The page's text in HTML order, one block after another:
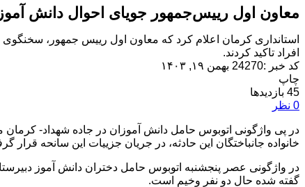
معاون اول رییس‌جمهور جویای احوال دانش
استانداری کرمان اعلام کرد که معاون اول رییس جمهور،
افراد تاکید کردند.
کد خبر :24270
بهمن ۱۹, ۱۴۰۳
چاپ
45 بازدیدها
0 نظر
در پی واژگونی اتوبوس حامل دانش آموزان در جاده شهداد-
خانواده جانباختگان این حادثه، در جریان جزییات این سانحه
گفته شده حال دو نفر وخیم است.